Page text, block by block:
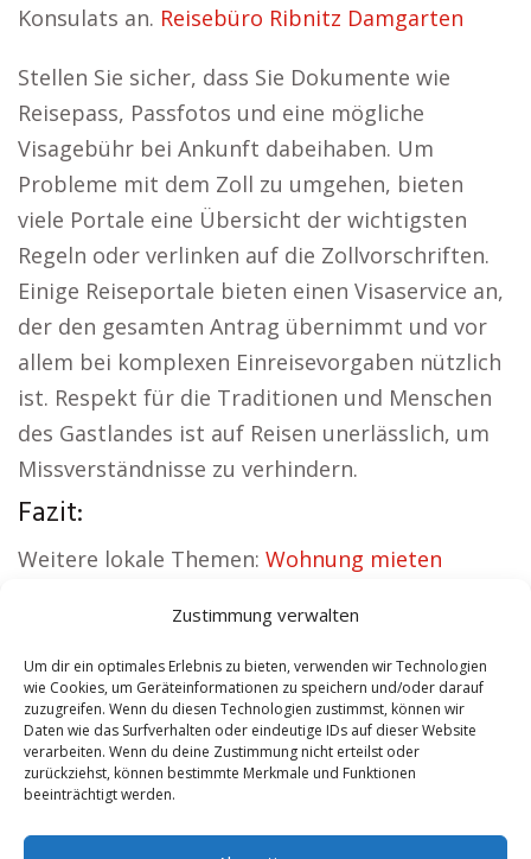
Zustimmung verwalten
Um dir ein optimales Erlebnis zu bieten, verwenden wir Technologien
wie Cookies, um Geräteinformationen zu speichern und/oder darauf
zuzugreifen. Wenn du diesen Technologien zustimmst, können wir
Daten wie das Surfverhalten oder eindeutige IDs auf dieser Website
verarbeiten. Wenn du deine Zustimmung nicht erteilst oder
zurückziehst, können bestimmte Merkmale und Funktionen
beeinträchtigt werden.
Konsulats an. Reisebüro Ribnitz Damgarten
Stellen Sie sicher, dass Sie Dokumente wie
Reisepass, Passfotos und eine mögliche
Visagebühr bei Ankunft dabeihaben. Um
Probleme mit dem Zoll zu umgehen, bieten
viele Portale eine Übersicht der wichtigsten
Regeln oder verlinken auf die Zollvorschriften.
Einige Reiseportale bieten einen Visaservice an,
der den gesamten Antrag übernimmt und vor
allem bei komplexen Einreisevorgaben nützlich
ist. Respekt für die Traditionen und Menschen
des Gastlandes ist auf Reisen unerlässlich, um
Missverständnisse zu verhindern.
Fazit:
Weitere lokale Themen: Wohnung mieten
Autovermietung Niederrhein|Versicherung
Niederrhein|Hauskauf Niederrhein|
Hundeschule Niederrhein
Contents [show]
No tags for this post.